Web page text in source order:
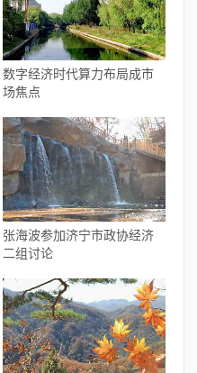
数字经济时代算力布局成市
场焦点
张海波参加济宁市政协经济
二组讨论